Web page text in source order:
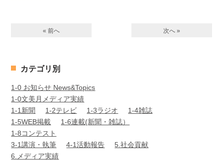
« 前へ 次へ »
カテゴリ別
1-0 お知らせ News&Topics
1-0文美月メディア実績
1-1新聞
1-2テレビ 1-3ラジオ
1-4雑誌
1-5WEB掲載
1-6連載(新聞・雑誌）
1-8コンテスト
3-1講演・執筆
4-1活動報告
5.社会貢献
6.メディア実績